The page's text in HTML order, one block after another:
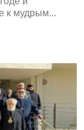
к мудрым...